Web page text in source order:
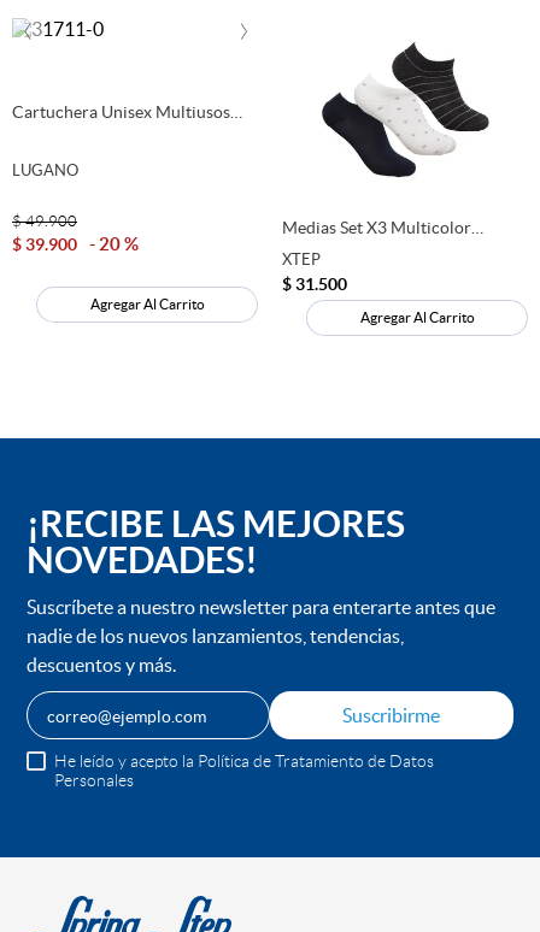
60 días calendario
SINTETICO
SINTETICO
TEXTIL
‹ ›
Cartuchera Unisex Multiusos
LUGANO
$ 49.900
$39.900 20 %
Agregar Al Carrito
Medias Set X3 Multicolor
XTEP
$31.500
Agregar Al Carrito
¡RECIBE LAS MEJORES
NOVEDADES!
Suscríbete a nuestro newsletter para enterarte antes que
nadie de los nuevos lanzamientos, tendencias,
descuentos y más.
Suscribirme
He leído y acepto la Política de Tratamiento de Datos
Personales